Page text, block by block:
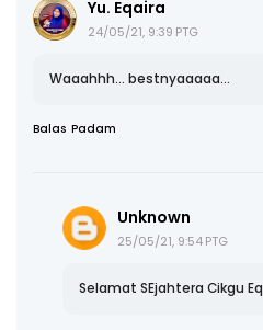
Yu. Eqaira
24/05/21, 9:39 PTG
Waaahhh... bestnyaaaaa...
Balas Padam
Unknown
25/05/21, 9:54 PTG
Selamat SEjahtera Cikgu